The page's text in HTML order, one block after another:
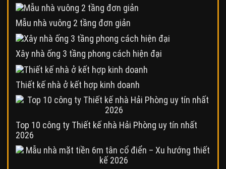
Mẫu nhà vuông 2 tầng đơn giản
Xây nhà ống 3 tầng phong cách hiện đại
Thiết kế nhà ở kết hợp kinh doanh
Top 10 công ty Thiết kế nhà Hải Phòng uy tín nhất
2026